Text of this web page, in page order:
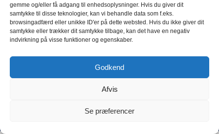
gemme og/eller få adgang til enhedsoplysninger. Hvis du giver dit
samtykke til disse teknologier, kan vi behandle data som f.eks.
browsingadfærd eller unikke ID'er på dette websted. Hvis du ikke giver dit
samtykke eller trækker dit samtykke tilbage, kan det have en negativ
indvirkning på visse funktioner og egenskaber.
Godkend
Afvis
Se præferencer
E-mail: dtm@dtm.dk
Tlf.: (+45) 4593 4588
CVR: 17 79 31 44